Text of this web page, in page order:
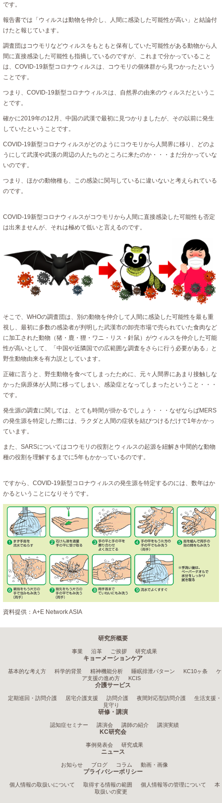
です。
報告書では「ウィルスは動物を仲介し、人間に感染した可能性が高い」と結論付
けたと報じています。
調査団はコウモリなどウィルスをもともと保有していた可能性がある動物から人
間に直接感染した可能性も指摘しているのですが、これまで分かっていること
は、COVID-19新型コロナウィルスは、コウモリの個体群から見つかったという
ことです。
つまり、COVID-19新型コロナウィルスは、自然界の由来のウィルスだというこ
とです。
確かに2019年の12月、中国の武漢で最初に見つかりましたが、その以前に発生
していたということです。
COVID-19新型コロナウィルスがどのようにコウモリから人間界に移り、どのよ
うにして武漢や武漢の周辺の人たちのところに来たのか・・・まだ分かっていな
いのです。
つまり、ほかの動物種も、この感染に関与しているに違いないと考えられている
のです。
COVID-19新型コロナウィルスがコウモリから人間に直接感染した可能性も否定
は出来ませんが、それは極めて低いと言えるのです。
そこで、WHOの調査団は、別の動物を仲介して人間に感染した可能性を最も重
視し、最初に多数の感染者が判明した武漢市の卸売市場で売られていた食肉など
に加工された動物（猪・鹿・狸・ワニ・リス・針鼠）がウィルスを仲介した可能
性が高いとして、「中国や近隣国での広範囲な調査をさらに行う必要がある」と
野生動物由来を有力説としています。
正確に言うと、野生動物を食べてしまったために、元々人間界にあまり接触しな
かった病原体が人間に移ってしまい、感染症となってしまったということ・・・
です。
発生源の調査に関しては、とても時間が掛かるでしょう・・・なぜならばMERS
の発生源を特定した際には、ラクダと人間の症状を結びつけるだけで1年かかっ
ています。
また、SARSについてはコウモリの役割とウィルスの起源を紐解き中間的な動物
種の役割を理解するまでに5年もかかっているのです。
ですから、COVID-19新型コロナウィルスの発生源を特定するのには、数年はか
かるということになりそうです。
資料提供：A+E Network ASIA
研究所概要
事業 沿革 ご挨拶 研究成果
キョーメーションケア
基本的な考え方 科学的背景 精神機能分析 睡眠排泄パターン KC10ヶ条
ケ
ア支援の進め方
KCIS
介護サービス
定期巡回・訪問介護 居宅介護支援 訪問介護 夜間対応型訪問介護
生活支援・
見守り
研修・講演
認知症セミナー 講演会 講師の紹介 講演実績
KC研究会
事例発表会 研究成果
ニュース
お知らせ ブログ コラム 動画・画像
プライバシーポリシー
個人情報の取扱いについて 取得する情報の範囲 個人情報等の管理について
本
取扱いの変更